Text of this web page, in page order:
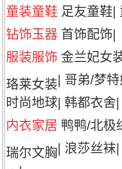
童装童鞋 足友童鞋|
钻饰玉器 首饰配饰|
服装服饰 金兰妃女
珞莱女装| 哥弟/梦
时尚地球| 韩都衣舍|
内衣家居 鸭鸭/北极
瑞尔文胸| 浪莎丝袜